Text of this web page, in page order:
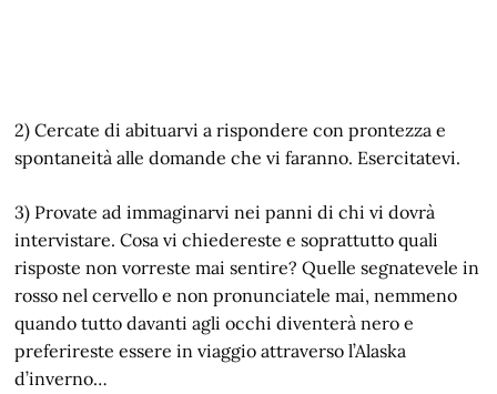
2) Cercate di abituarvi a rispondere con prontezza e
spontaneità alle domande che vi faranno. Esercitatevi.
3) Provate ad immaginarvi nei panni di chi vi dovrà
intervistare. Cosa vi chiedereste e soprattutto quali
risposte non vorreste mai sentire? Quelle segnatevele in
rosso nel cervello e non pronunciatele mai, nemmeno
quando tutto davanti agli occhi diventerà nero e
preferireste essere in viaggio attraverso l’Alaska
d’inverno…